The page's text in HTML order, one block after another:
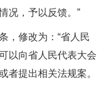
况，予以反馈。”
修改为：“省人民
以向省人民代表大会
者提出相关法规案。